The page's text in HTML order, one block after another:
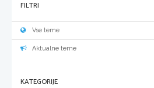
FILTRI
Vse teme
Aktualne teme
KATEGORIJE